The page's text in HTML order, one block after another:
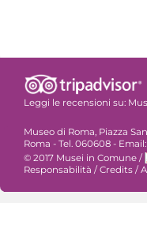
Leggi le recensioni su:
Museo di Roma, Piazza
Roma - Tel. 060608 -
© 2017 Musei in Comune /
Responsabilità /Credits /